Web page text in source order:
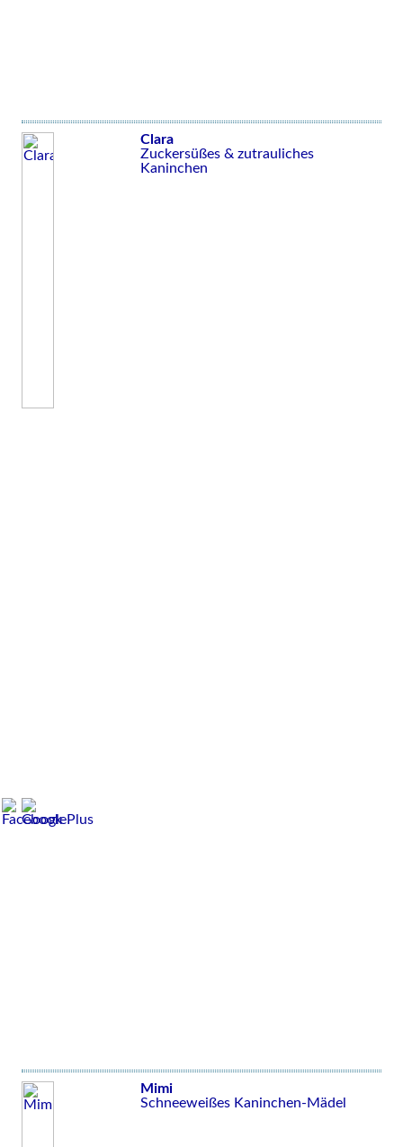
Clara
Zuckersüßes & zutrauliches
Kaninchen
Mimi
Schneeweißes Kaninchen-Mädel